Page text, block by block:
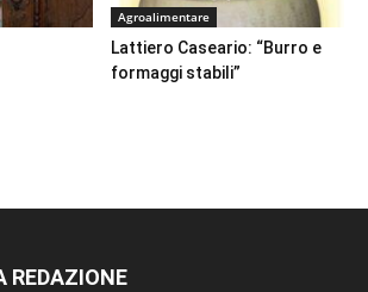
Agroalimentare
Lattiero Caseario: “Burro e
formaggi stabili”
REDAZIONE